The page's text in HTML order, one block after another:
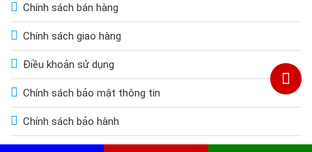
Chính sách bán hàng
Chính sách giao hàng
Điều khoản sử dụng
Chính sách bảo mật thông tin
Chính sách bảo hành